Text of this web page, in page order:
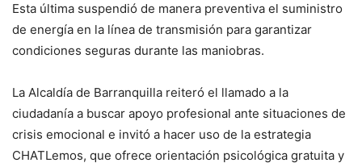
Esta última suspendió de manera preventiva el suministro
de energía en la línea de transmisión para garantizar
condiciones seguras durante las maniobras.
La Alcaldía de Barranquilla reiteró el llamado a la
ciudadanía a buscar apoyo profesional ante situaciones de
crisis emocional e invitó a hacer uso de la estrategia
CHATLemos, que ofrece orientación psicológica gratuita y